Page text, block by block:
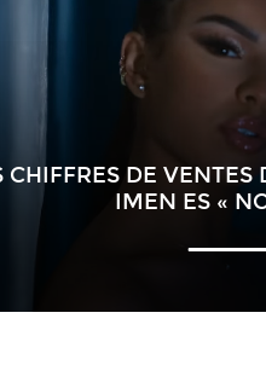
CHIFFRES DE
IMEN ES «